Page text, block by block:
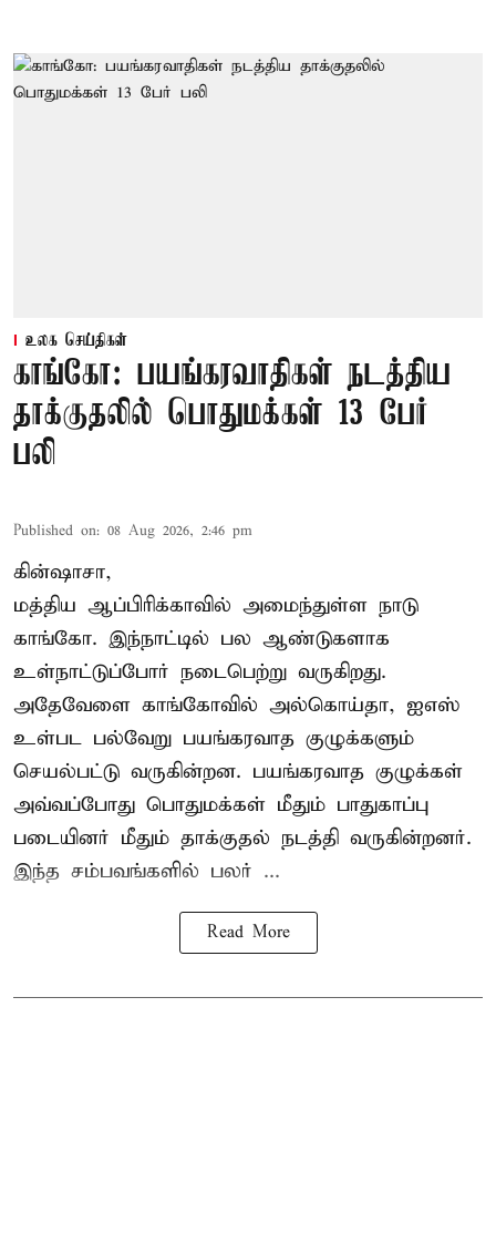
உலக செய்திகள்
காங்கோ: பயங்கரவாதிகள் நடத்திய
தாக்குதலில் பொதுமக்கள் 13 பேர்
பலி
Published on: 08 Aug 2026, 2:46 pm
கின்ஷாசா,
மத்திய ஆப்பிரிக்காவில் அமைந்துள்ள நாடு
காங்கோ. இந்நாட்டில் பல ஆண்டுகளாக
உள்நாட்டுப்போர் நடைபெற்று வருகிறது.
அதேவேளை காங்கோவில் அல்கொய்தா, ஐஎஸ்
உள்பட பல்வேறு பயங்கரவாத குழுக்களும்
செயல்பட்டு வருகின்றன. பயங்கரவாத குழுக்கள்
அவ்வப்போது பொதுமக்கள் மீதும் பாதுகாப்பு
படையினர் மீதும் தாக்குதல் நடத்தி வருகின்றனர்.
இந்த சம்பவங்களில் பலர் ...
Read More